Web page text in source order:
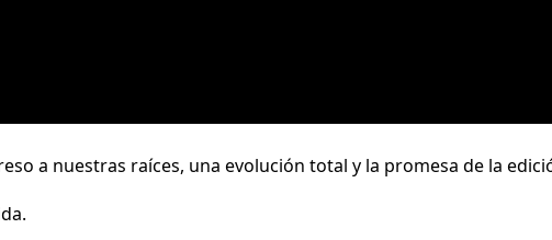
a nuestras raíces, una evolución total y la promesa de la